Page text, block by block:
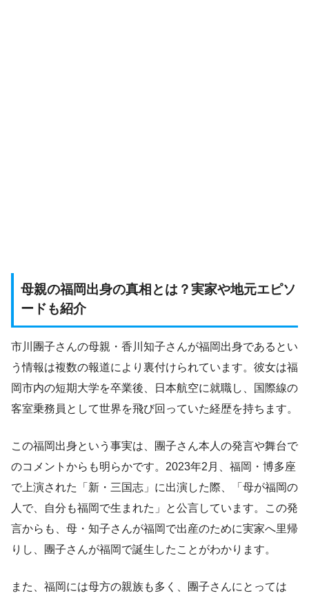
母親の福岡出身の真相とは？実家や地元エピソ
ードも紹介
市川團子さんの母親・香川知子さんが福岡出身であるとい
う情報は複数の報道により裏付けられています。彼女は福
岡市内の短期大学を卒業後、日本航空に就職し、国際線の
客室乗務員として世界を飛び回っていた経歴を持ちます。
この福岡出身という事実は、團子さん本人の発言や舞台で
のコメントからも明らかです。2023年2月、福岡・博多座
で上演された「新・三国志」に出演した際、「母が福岡の
人で、自分も福岡で生まれた」と公言しています。この発
言からも、母・知子さんが福岡で出産のために実家へ里帰
りし、團子さんが福岡で誕生したことがわかります。
また、福岡には母方の親族も多く、團子さんにとっては